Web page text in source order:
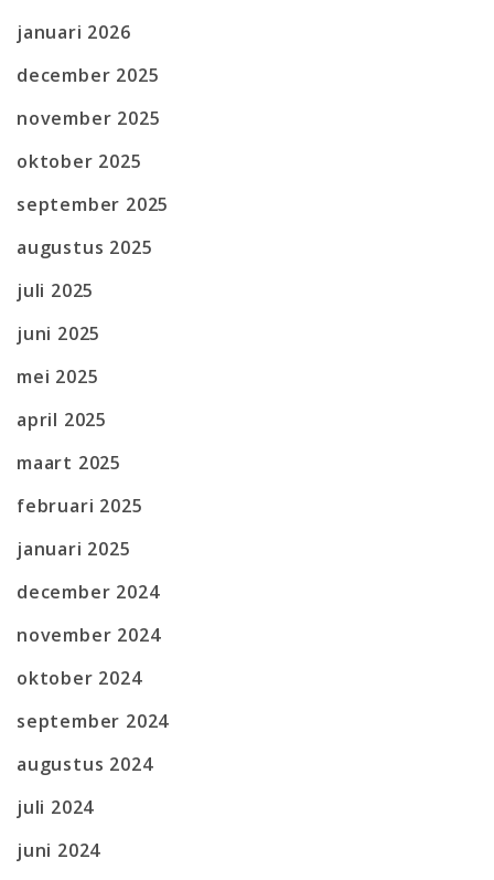
januari 2026
december 2025
november 2025
oktober 2025
september 2025
augustus 2025
juli 2025
juni 2025
mei 2025
april 2025
maart 2025
februari 2025
januari 2025
december 2024
november 2024
oktober 2024
september 2024
augustus 2024
juli 2024
juni 2024